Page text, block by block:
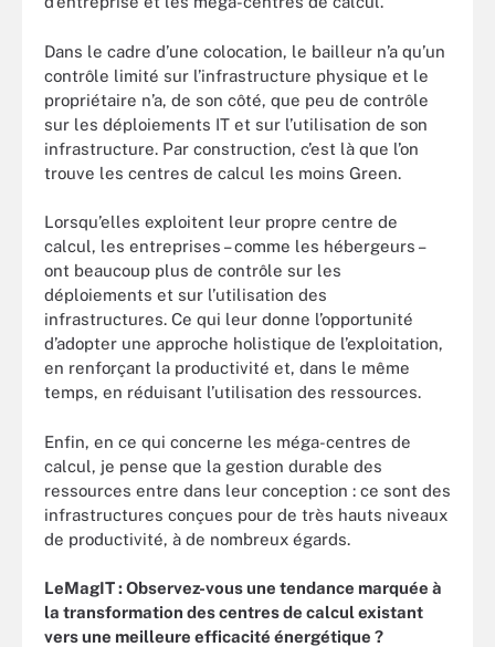
Dans le cadre d’une colocation, le bailleur n’a qu’un
contrôle limité sur l’infrastructure physique et le
propriétaire n’a, de son côté, que peu de contrôle
sur les déploiements IT et sur l’utilisation de son
infrastructure. Par construction, c’est là que l’on
trouve les centres de calcul les moins Green.
Lorsqu’elles exploitent leur propre centre de
calcul, les entreprises – comme les hébergeurs –
ont beaucoup plus de contrôle sur les
déploiements et sur l’utilisation des
infrastructures. Ce qui leur donne l’opportunité
d’adopter une approche holistique de l’exploitation,
en renforçant la productivité et, dans le même
temps, en réduisant l’utilisation des ressources.
Enfin, en ce qui concerne les méga-centres de
calcul, je pense que la gestion durable des
ressources entre dans leur conception : ce sont des
infrastructures conçues pour de très hauts niveaux
de productivité, à de nombreux égards.
LeMagIT : Observez-vous une tendance marquée à
la transformation des centres de calcul existant
vers une meilleure efficacité énergétique ?